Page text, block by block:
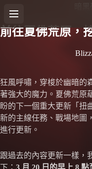
暗
前往夏佛荒原，
狂風呼嘯，穿梭於幽暗的
著強大的魔力。夏佛荒原
盼的下一個重大更新「扭
新的主線任務、戰場地圖
進行更新。
跟過去的內容更新一樣，
下： 3 月 20 日的早上 8 點